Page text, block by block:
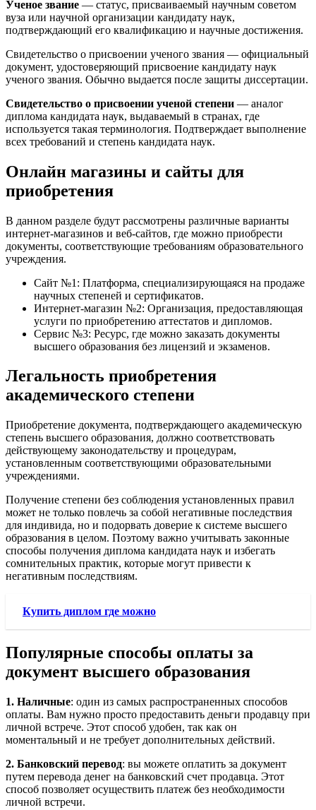
Ученое звание — статус, присваиваемый научным советом
вуза или научной организации кандидату наук,
подтверждающий его квалификацию и научные достижения.
Свидетельство о присвоении ученого звания — официальный
документ, удостоверяющий присвоение кандидату наук
ученого звания. Обычно выдается после защиты диссертации.
Свидетельство о присвоении ученой степени — аналог
диплома кандидата наук, выдаваемый в странах, где
используется такая терминология. Подтверждает выполнение
всех требований и степень кандидата наук.
Онлайн магазины и сайты для
приобретения
В данном разделе будут рассмотрены различные варианты
интернет-магазинов и веб-сайтов, где можно приобрести
документы, соответствующие требованиям образовательного
учреждения.
Сайт №1: Платформа, специализирующаяся на продаже
научных степеней и сертификатов.
Интернет-магазин №2: Организация, предоставляющая
услуги по приобретению аттестатов и дипломов.
Сервис №3: Ресурс, где можно заказать документы
высшего образования без лицензий и экзаменов.
Легальность приобретения
академического степени
Приобретение документа, подтверждающего академическую
степень высшего образования, должно соответствовать
действующему законодательству и процедурам,
установленным соответствующими образовательными
учреждениями.
Получение степени без соблюдения установленных правил
может не только повлечь за собой негативные последствия
для индивида, но и подорвать доверие к системе высшего
образования в целом. Поэтому важно учитывать законные
способы получения диплома кандидата наук и избегать
сомнительных практик, которые могут привести к
негативным последствиям.
Купить диплом где можно
Популярные способы оплаты за
документ высшего образования
1. Наличные: один из самых распространенных способов
оплаты. Вам нужно просто предоставить деньги продавцу при
личной встрече. Этот способ удобен, так как он
моментальный и не требует дополнительных действий.
2. Банковский перевод: вы можете оплатить за документ
путем перевода денег на банковский счет продавца. Этот
способ позволяет осуществить платеж без необходимости
личной встречи.